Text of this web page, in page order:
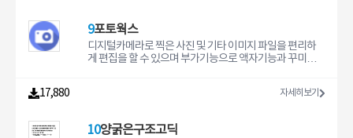
9포토웍스
디지털카메라로 찍은 사진 및 기타 이미지 파일을 편리하
게 편집을 할 수 있으며 부가기능으로 액자기능과 꾸미기
17,880
자세히보기
10양굵은구조고딕